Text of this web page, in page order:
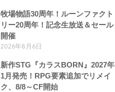
牧場物語30周年！ルーンファクト
リー20周年！記念生放送＆セール
開催
2026年8月6日
新作STG『カラスBORN』2027年
1月発売！RPG要素追加でリメイ
ク、8/8～CF開始